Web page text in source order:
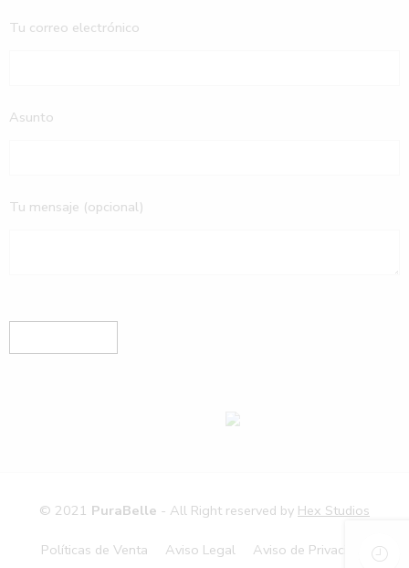
Tu correo electrónico
Asunto
Tu mensaje (opcional)
© 2021 PuraBelle - All Right reserved by Hex Studios
Políticas de Venta Aviso Legal Aviso de Privacidad